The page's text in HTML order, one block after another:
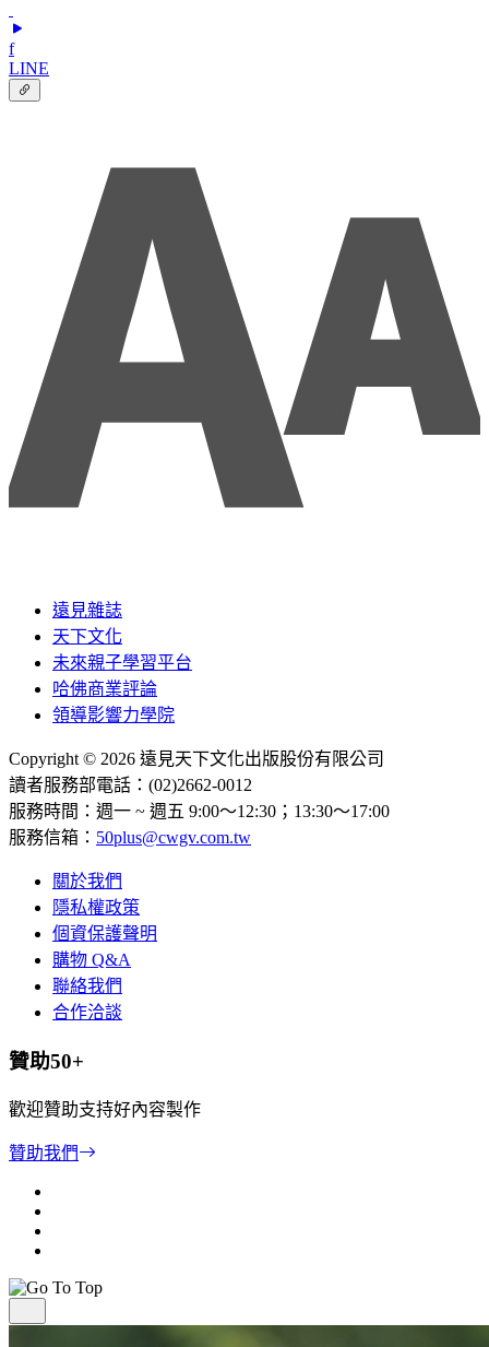
f
LINE
遠見雜誌
天下文化
未來親子學習平台
哈佛商業評論
領導影響力學院
Copyright © 2026 遠見天下文化出版股份有限公司
讀者服務部電話：(02)2662-0012
服務時間：週一 ~ 週五 9:00～12:30；13:30～17:00
服務信箱： 50plus@cwgv.com.tw
關於我們
隱私權政策
個資保護聲明
購物 Q&A
聯絡我們
合作洽談
贊助50+
歡迎贊助支持好內容製作
贊助我們